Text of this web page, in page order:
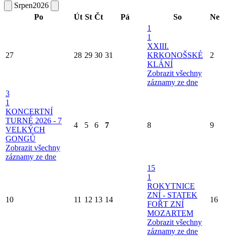
Srpen2026
Po
Út St Čt Pá So Ne
27 28 29 30 31
1
1
XXIII.
KRKONOŠSKÉ
KLÁNÍ
Zobrazit všechny
záznamy ze dne
2
3
1
KONCERTNÍ
TURNÉ 2026 - 7
VELKÝCH
GONGŮ
Zobrazit všechny
záznamy ze dne
4 5 6 7 8 9
10 11 12 13 14
15
1
ROKYTNICE
ZNÍ - STATEK
FOŘT ZNÍ
MOZARTEM
Zobrazit všechny
záznamy ze dne
16